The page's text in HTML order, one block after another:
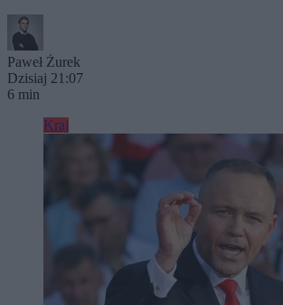
Paweł Żurek
Dzisiaj 21:07
6 min
Kraj